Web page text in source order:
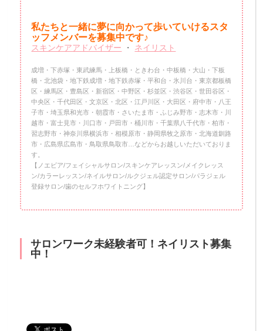
私たちと一緒に夢に向かって歩いていけるスタ
ッフメンバーを募集中です♪
スキンケアアドバイザー ・ ネイリスト
成増・下赤塚・東武練馬・上板橋・ときわ台・中板橋・大山・下板
橋・北池袋・地下鉄成増・地下鉄赤塚・平和台・氷川台・東京都板橋
区・練馬区・豊島区・新宿区・中野区・杉並区・渋谷区・世田谷区・
中央区・千代田区・文京区・北区・江戸川区・大田区・府中市・八王
子市・埼玉県和光市・朝霞市・さいたま市・ふじみ野市・志木市・川
越市・富士見市・川口市・戸田市・桶川市・千葉県八千代市・柏市・
習志野市・神奈川県横浜市・相模原市・静岡県牧之原市・北海道釧路
市・広島県広島市・鳥取県鳥取市…などからお越しいただいておりま
す。
【ノエビア/フェイシャルサロン/スキンケアレッスン/メイクレッス
ン/カラーレッスン/ネイルサロン/ルクジェル認定サロン/パラジェル
登録サロン/歯のセルフホワイトニング】
サロンワーク未経験者可！ネイリスト募集
中！